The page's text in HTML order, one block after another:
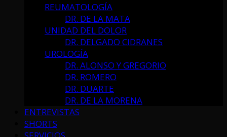
REUMATOLOGÍA
DR. DE LA MATA
UNIDAD DEL DOLOR
DR. DELGADO CIDRANES
UROLOGÍA
DR. ALONSO Y GREGORIO
DR. ROMERO
DR. DUARTE
DR. DE LA MORENA
ENTREVISTAS
SHORTS